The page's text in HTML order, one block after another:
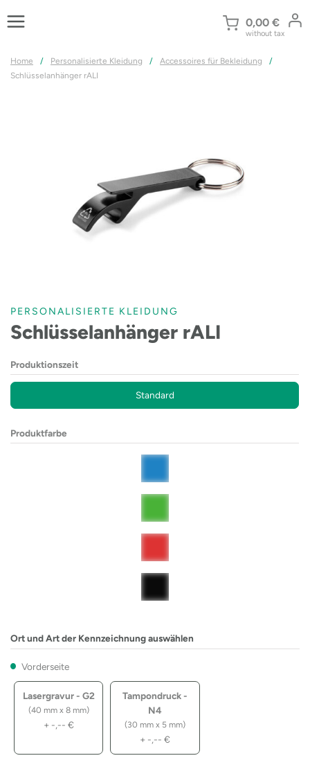
Inhalt
0,00 €
without tax
Home / Personalisierte Kleidung / Accessoires für Bekleidung
/
Schlüsselanhänger rALI
PERSONALISIERTE KLEIDUNG
Schlüsselanhänger rALI
Produktionszeit
Standard
Produktfarbe
Ort und Art der Kennzeichnung auswählen
Vorderseite
Lasergravur - G2
(40 mm x 8 mm)
+ -,-- €
Tampondruck -
N4
(30 mm x 5 mm)
+ -,-- €